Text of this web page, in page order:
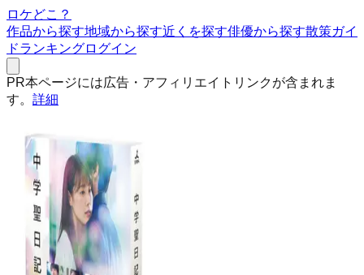
ロケどこ？
作品から探す地域から探す近くを探す俳優から探す散策ガイ
ドランキングログイン
PR本ページには広告・アフィリエイトリンクが含まれま
す。 詳細